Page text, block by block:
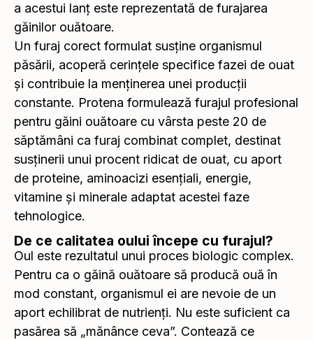
a acestui lanț este reprezentată de furajarea
găinilor ouătoare.
Un furaj corect formulat susține organismul
păsării, acoperă cerințele specifice fazei de ouat
și contribuie la menținerea unei producții
constante. Protena formulează furajul profesional
pentru găini ouătoare cu vârsta peste 20 de
săptămâni ca furaj combinat complet, destinat
susținerii unui procent ridicat de ouat, cu aport
de proteine, aminoacizi esențiali, energie,
vitamine și minerale adaptat acestei faze
tehnologice.
De ce calitatea oului începe cu furajul?
Oul este rezultatul unui proces biologic complex.
Pentru ca o găină ouătoare să producă ouă în
mod constant, organismul ei are nevoie de un
aport echilibrat de nutrienți. Nu este suficient ca
pasărea să „mănânce ceva”. Contează ce